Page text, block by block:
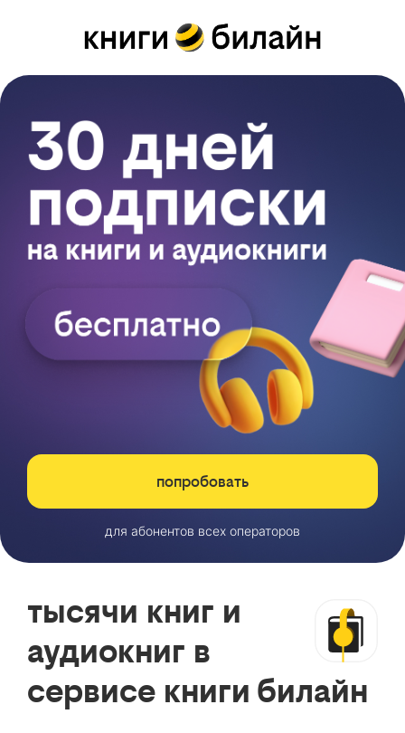
попробовать
для абонентов всех операторов
тысячи книг и
аудиокниг в
сервисе книги билайн